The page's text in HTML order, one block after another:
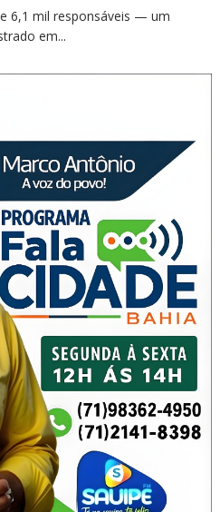
6,1 mil responsáveis — um
em...